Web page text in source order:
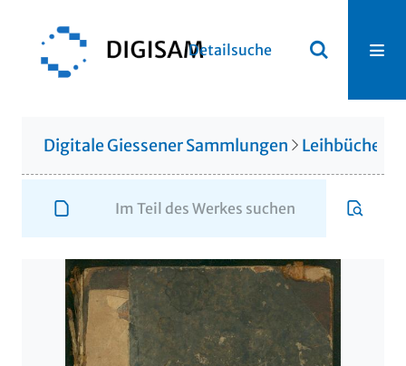
Detailsuche
Digitale Giessener Sammlungen